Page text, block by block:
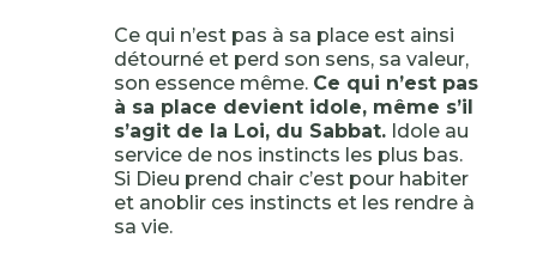
Ce qui n’est pas à sa place est ainsi
détourné et perd son sens, sa valeur,
son essence même. Ce qui n’est pas
à sa place devient idole, même s’il
s’agit de la Loi, du Sabbat.Idole au
service de nos instincts les plus bas.
Si Dieu prend chair c’est pour habiter
et anoblir ces instincts et les rendre à
sa vie.